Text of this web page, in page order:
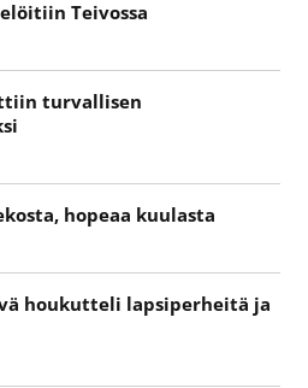
Teivossa
turvallisen
hopeaa kuulasta
houkutteli lapsiperheitä ja